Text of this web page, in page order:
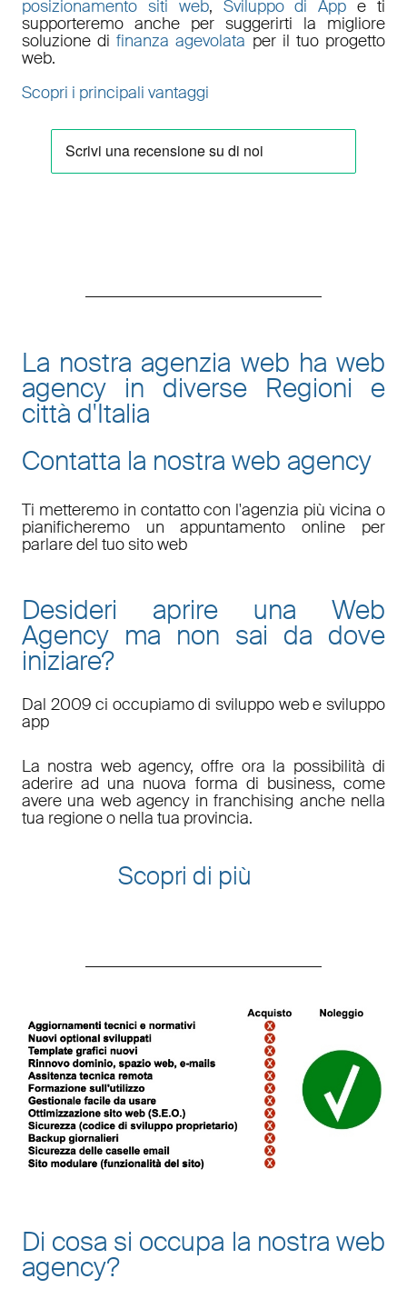
posizionamento siti web, Sviluppo di App e ti
supporteremo anche per suggerirti la migliore
soluzione difinanza agevolata per il tuo progetto
web.
Scopri i principali vantaggi
La nostra agenzia web ha web
agency in diverse Regioni e
città d'Italia
Contatta la nostra web agency
Ti metteremo in contatto con l'agenzia più vicina o
pianificheremo un appuntamento online per
parlare del tuo sito web
Desideri aprire una Web
Agency ma non sai da dove
iniziare?
Dal 2009 ci occupiamo di sviluppo web e sviluppo
app
La nostra web agency, offre ora la possibilità di
aderire ad una nuova forma di business, come
avere una web agency in franchising anche nella
tua regione o nella tua provincia.
Scopri di più
Di cosa si occupa la nostra web
agency?